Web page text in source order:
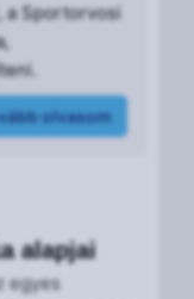
a Sportorvosi
olvasom
alapjai
egyes